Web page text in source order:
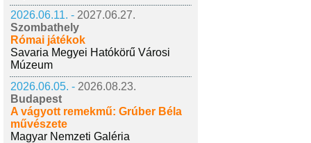
2026.06.11. - 2027.06.27.
Szombathely
Római játékok
Savaria Megyei Hatókörű Városi
Múzeum
2026.06.05. - 2026.08.23.
Budapest
A vágyott remekmű: Grúber Béla
művészete
Magyar Nemzeti Galéria